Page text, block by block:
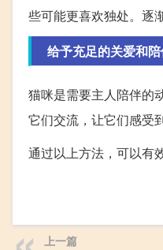
些可能更喜欢独处。逐
给予充足的关爱和陪
猫咪是需要主人陪伴的
它们交流，让它们感受
通过以上方法，可以有
上一篇